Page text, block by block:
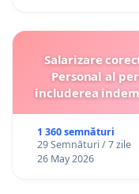
Salarizare
Personal al
includerea
1 360 semnături
29 Semnături / 7 zile
26 May 2026